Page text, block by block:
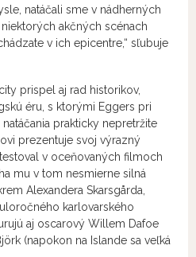
natáčali sme v nádherných
akčných scénach
v ich epicentre,“ sľubuje
prispel aj rad historikov,
éru, s ktorými Eggers pri
prakticky nepretržite
prezentuje svoj výrazný
v oceňovaných filmoch
mu v tom nesmierne silná
Alexandera Skarsgårda,
karlovarského
aj oscarový Willem Dafoe
(napokon na Islande sa veľká